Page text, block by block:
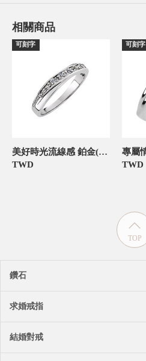
相關商品
可刻字
美好時光流線感 鉑金(白金)女款結婚對戒
TWD
可刻字
TWD
TOP
鑽石
求婚戒指
結婚對戒